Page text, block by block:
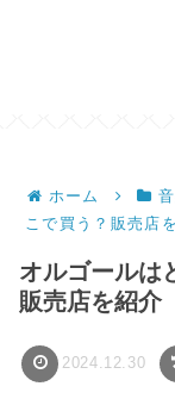
ホーム
こで買う？販売店
オルゴールは
販売店を紹介
2024.12.30